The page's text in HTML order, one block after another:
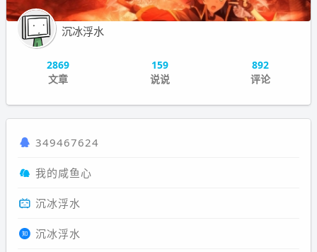
沉冰浮水
2869
文章
159
说说
892
评论
349467624
我的咸鱼心
沉冰浮水
沉冰浮水